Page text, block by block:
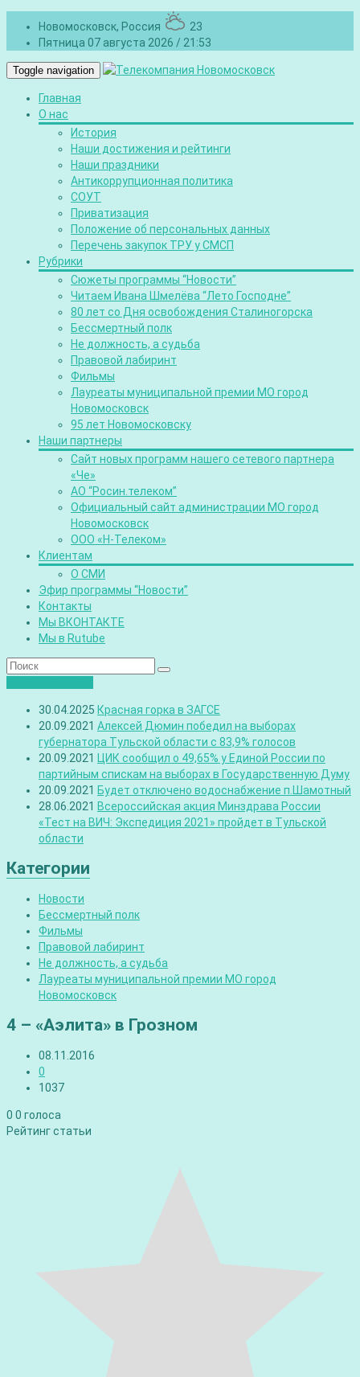
Новомосковск, Россия
23
Пятница 07 августа 2026 / 21:53
Toggle navigation
Главная
О нас
История
Наши достижения и рейтинги
Наши праздники
Антикоррупционная политика
СОУТ
Приватизация
Положение об персональных данных
Перечень закупок ТРУ у СМСП
Рубрики
Сюжеты программы “Новости”
Читаем Ивана Шмелёва “Лето Господне”
80 лет со Дня освобождения Сталиногорска
Бессмертный полк
Не должность, а судьба
Правовой лабиринт
Фильмы
Лауреаты муниципальной премии МО город
Новомосковск
95 лет Новомосковску
Наши партнеры
Сайт новых программ нашего сетевого партнера
«Че»
АО “Росин.телеком”
Официальный сайт администрации МО город
Новомосковск
ООО «Н-Телеком»
Клиентам
О СМИ
Эфир программы “Новости”
Контакты
Мы ВКОНТАКТЕ
Мы в Rutube
30.04.2025 Красная горка в ЗАГСЕ
20.09.2021 Алексей Дюмин победил на выборах
губернатора Тульской области с 83,9% голосов
20.09.2021 ЦИК сообщил о 49,65% у Единой России по
партийным спискам на выборах в Государственную Думу
20.09.2021 Будет отключено водоснабжение п.Шамотный
28.06.2021 Всероссийская акция Минздрава России
«Тест на ВИЧ: Экспедиция 2021» пройдет в Тульской
области
Категории
Новости
Бессмертный полк
Фильмы
Правовой лабиринт
Не должность, а судьба
Лауреаты муниципальной премии МО город
Новомосковск
4 – «Аэлита» в Грозном
08.11.2016
0
1037
0 0 голоса
Рейтинг статьи